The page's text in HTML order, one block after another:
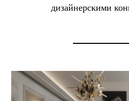
дизайнерскими